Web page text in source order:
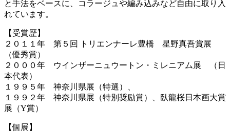
と手法をベースに、コラージュや編み込みなど自由に取り入
れています。
【受賞歴】
２０１１年 第５回 トリエンナーレ豊橋 星野真吾賞展
（優秀賞）
２０００年 ウインザーニュウートン・ミレニアム展 （日
本代表）
１９９５年 神奈川県展（特選）、
１９９２年 神奈川県展（特別奨励賞）、臥龍桜日本画大賞
展（Y賞）
【個展】